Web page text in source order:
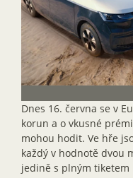
Dnes 16. června se v
korun a o vkusné
mohou hodit. Ve hře
každý v hodnotě dvou
jedině s plným tiketem